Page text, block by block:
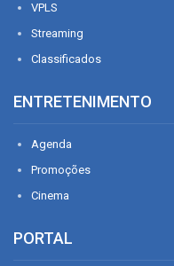
VPLS
Streaming
Classificados
ENTRETENIMENTO
Agenda
Promoções
Cinema
PORTAL